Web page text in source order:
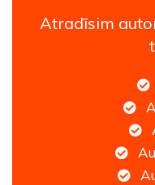
Atradīsim